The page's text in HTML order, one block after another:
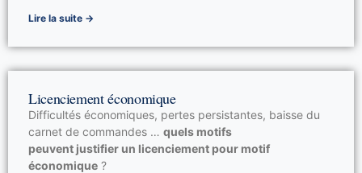
Lire la suite →
Licenciement économique
Difficultés économiques, pertes persistantes, baisse du
carnet de commandes … quels motifs
peuvent justifier un licenciement pour motif
économique ?